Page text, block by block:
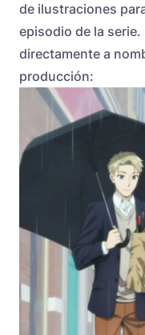
de ilustraciones
episodio de la
directamente a
producción: